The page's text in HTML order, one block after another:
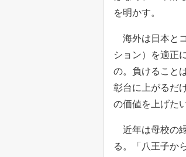
を明かす。
海外は日本と
ション）を適正
の。負けること
彰台に上がるだ
の価値を上げた
近年は母校の
る。「八王子か